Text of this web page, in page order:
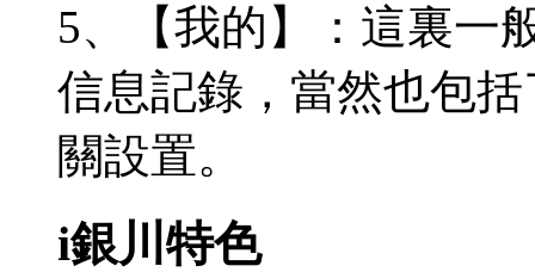
5、【我的】：這裏一
信息記錄，當然也包
關設置。
i銀川特色